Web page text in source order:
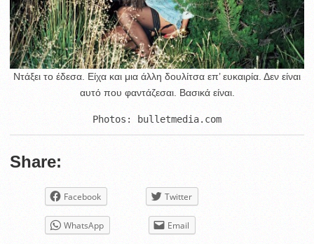
Ντάξει το έδεσα. Είχα και μια άλλη δουλίτσα επ’ ευκαιρία. Δεν είναι
αυτό που φαντάζεσαι. Βασικά είναι.
Photos: bulletmedia.com
Share:
Facebook Twitter
WhatsApp Email